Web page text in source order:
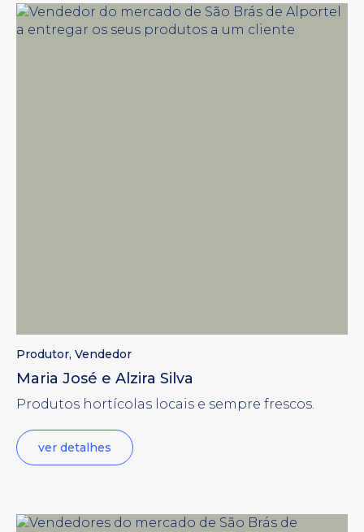
Produtor, Vendedor
Maria José e Alzira Silva
Produtos hortícolas locais e sempre frescos.
ver detalhes